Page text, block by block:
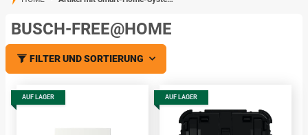
BUSCH-FREE@HOME
FILTER UND SORTIERUNG
AUF LAGER AUF LAGER